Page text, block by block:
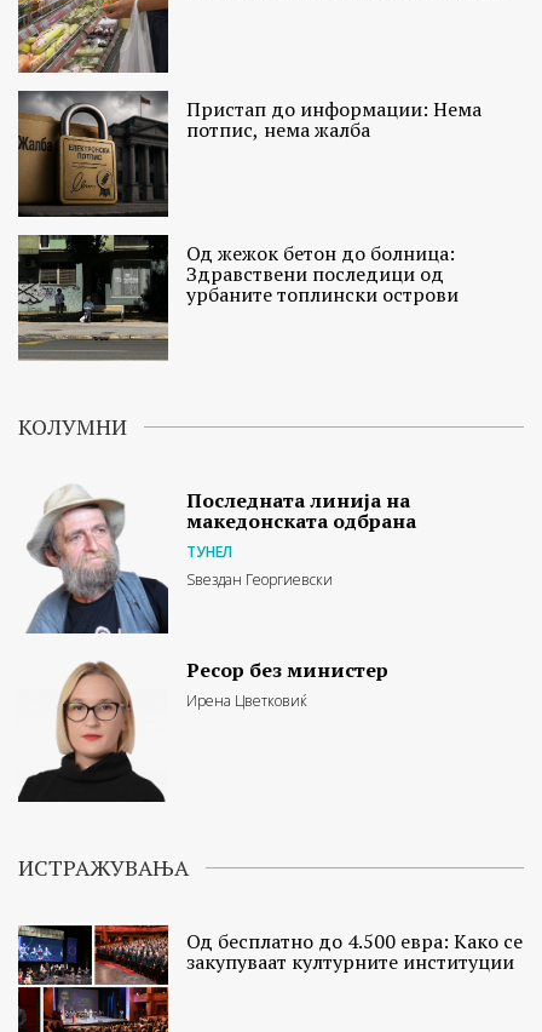
Пристап до информации: Нема
потпис, нема жалба
Од жежок бетон до болница:
Здравствени последици од
урбаните топлински острови
КОЛУМНИ
Последната линија на
македонската одбрана
ТУНЕЛ
Ѕвездан Георгиевски
Ресор без министер
Ирена Цветковиќ
ИСТРАЖУВАЊА
Од бесплатно до 4.500 евра: Како се
закупуваат културните институции